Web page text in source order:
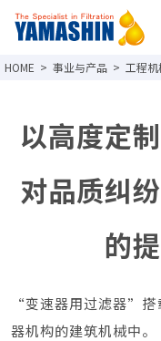
事业与产品 工程
以高度定
对品质纠
的
“变速器用过滤器”搭
器机构的建筑机械中。